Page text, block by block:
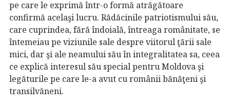
pe care le exprimă într-o formă atrăgătoare
confirmă acelaşi lucru. Rădăcinile patriotismului său,
care cuprindea, fără îndoială, întreaga românitate, se
întemeiau pe viziunile sale despre viitorul ţării sale
mici, dar şi ale neamului său în integralitatea sa, ceea
ce explică interesul său special pentru Moldova şi
legăturile pe care le-a avut cu românii bănăţeni şi
transilvăneni.